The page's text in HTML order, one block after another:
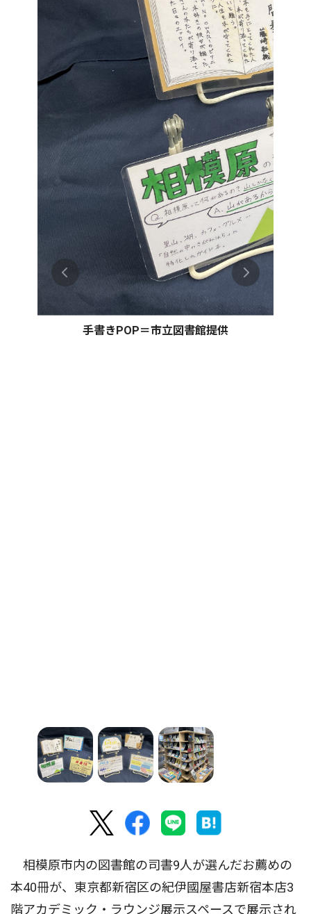
手書きPOP＝市立図書館提供
相模原市内の図書館の司書9人が選んだお薦めの
本40冊が、東京都新宿区の紀伊國屋書店新宿本店3
階アカデミック・ラウンジ展示スペースで展示され